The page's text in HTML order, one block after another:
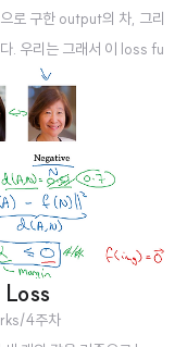
로 구한 output의 차, 그리
. 우리는 그래서 이 loss fu
넘지 않느냐를 보고 0 또
아님, 동일 인물임을 의미
수도 있다고 합니다. 결국
sigmoid 함수의 input으로
다. 만약 ..
4주차